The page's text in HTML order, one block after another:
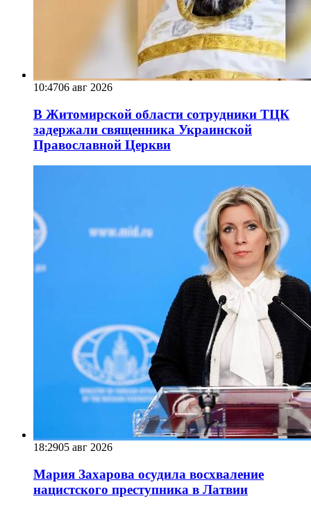
10:4706 авг 2026
В Житомирской области сотрудники ТЦК
задержали священника Украинской
Православной Церкви
18:2905 авг 2026
Мария Захарова осудила восхваление
нацистского преступника в Латвии